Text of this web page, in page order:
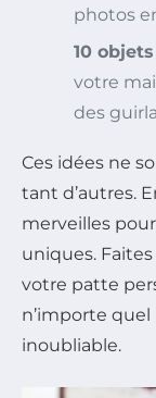
photos
10
votre
des
Ces idées ne
tant d’autres.
merveilles
uniques.
votre patte
n’importe
inoubliable.